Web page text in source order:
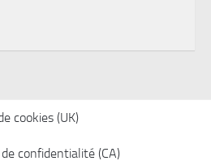
cookies (UK)
confidentialité (CA)